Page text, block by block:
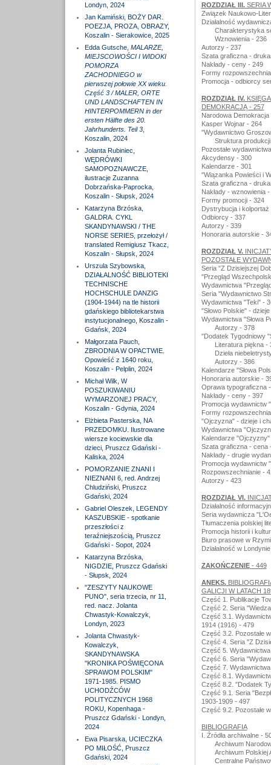
Londyn, 2024
Jan Kamiński, BOŻY DAR.
POEZJA, PROZA, OBRAZY,
Koszalin - Sierakowice, 2025
Edda Gutsche, MALARZE,
MIEJSCOWOŚCI I WIDOKI
POMORZA
ZACHODNIEGO w
pierwszej połowie XX wieku.
Część 3 / MALER, ORTE
UND LANDSCHAFTEN IN
HINTERPOMMERN in der
ersten Hälfte des 20.
Jahrhunderts. Teil 3,
Koszalin, 2024
Jolanta Rubiniec,
WĘDRÓWKI
SAMOPOZNAWCZE,
ilustracje Zuzanna
Dobrzańska-Paprocka,
Koszalin - Słupsk, 2024
Katarzyna Brzóska,
GALDRA. CYKL
SKANDYNAWSKI / THE
NORSE SERIES, przełożył /
translated Remigiusz Tkacz,
Koszalin - Słupsk, 2024
Urszula Szybowska,
DZIAŁALNOŚĆ BIBLIOTEKI
TECHNISCHE
HOCHSCHULE DANZIG
(1904-1944) na tle historii
gdańskiego bibliotekarstwa
instytucjonalnego, Koszalin -
Gdańsk, 2024
Małgorzata Pauch,
ZBRODNIA W OPACTWIE.
Opowieść z 1640 roku,
Koszalin - Pelplin, 2024
Michał Wilk, W
POSZUKIWANIU
WYMARZONEJ PRACY,
Koszalin - Gdynia, 2024
Elżbieta Pasterska, NA
PRZEDOMKU. Ilustrowane
wiersze kociewskie dla
dzieci, Pruszcz Gdański -
Kaliska, 2024
POMORZANIE ZNANI I
NIEZNANI 6, red. Andrzej
Chludziński, Pruszcz
Gdański, 2024
Gabriel Oleszek, LEGENDY
KASZUBSKIE - spotkanie
przeszłości z
teraźniejszością, Pruszcz
Gdański - Sopot, 2024
Katarzyna Brzóska,
NIGDZIE, Pruszcz Gdański
- Słupsk, 2024
"ZESZYTY NAUKOWE
PUNO", seria trzecia, nr 11,
red. nacz. Jolanta
Chwastyk-Kowalczyk,
Londyn, 2023
Jolanta Chwastyk-
Kowalczyk,
SKANDYNAWSKA
"KRONIKA POŚWIĘCONA
SPRAWOM POLSKIM"
1971-1985. PISMO
UCHODŹCÓW
POLITYCZNYCH 1968
ROKU, Kopenhaga -
Pruszcz Gdański - Londyn,
2024
Ewa Pisarska, UCIECZKA
PO MIŁOŚĆ, Pruszcz
Gdański, 2024
ROZDZIAŁ III.SERIA
Związek Naukowo-
Działalność
Charakterystyka
Wznowienia - 236
Autorzy - 237
Szata graficzna -
Nakłady - ceny - 249
Formy
Promocja - odbiorcy
ROZDZIAŁ IV.
DEMOKRACJĄ - 257
Narodowa
Kasper Wojnar - 264
"Wydawnictwo
Struktura
Pozostałe
Akcydensy - 300
Kalendarze - 301
"Wiązanka Powieści i
Szata graficzna -
Nakłady - wznowienia
Formy promocji - 324
Dystrybucja i kolportaż
Odbiorcy - 337
Autorzy - 339
Honoraria autorskie -
ROZDZIAŁ V.
POZOSTAŁE
Seria "Z Dzisiejszej
"Przegląd
Wydawnictwa
Seria "Wydawnictwo
Wydawnictwa "Teki" -
"Słowo Polskie" -
Wydawnictwa "Słowa
Autorzy - 378
"Dodatek Tygodniowy
Literatura piękna -
Dzieła
Autorzy - 386
Kalendarze "Słowa
Honoraria autorskie -
Oprawa typograficzna
Nakłady - ceny - 397
Promocja wydawnictw
Formy
"Ojczyzna" - dzieje i
Wydawnictwa
Kalendarze "Ojczyzny"
Szata graficzna - cena
Nakłady - drugie
Promocja wydawnictw
Rozpowszechnianie -
Autorzy - 423
ROZDZIAŁ VI.
Działalność
Seria wydawnicza
Tłumaczenia polskiej
Promocja historii i
Biuro prasowe w
Działalność w
ZAKOŃCZENIE- 449
ANEKS.
GALICJI W LATACH
Część 1. Publikacje
Część 2. Seria
Część 3.1.
1914 (1916) - 479
Część 3.2. Pozostałe
Część 4. Seria "Z
Część 5.
Część 6. Seria
Część 7.
Część 8.1.
Część 8.2. "Dodatek
Część 9.1. Seria
1903-1909 - 497
Część 9.2. Pozostałe
BIBLIOGRAFIA
I. Źródła archiwalne -
Archiwum
Archiwum Polskiej
Centralne